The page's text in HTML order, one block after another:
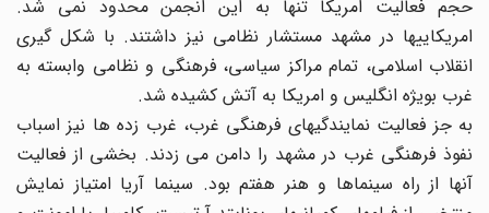
حجم فعالیت امریکا تنها به این انجمن محدود نمی شد.
امریکاییها در مشهد مستشار نظامی نیز داشتند. با شکل گیری
انقلاب اسلامی، تمام مراکز سیاسی، فرهنگی و نظامی وابسته به
غرب بویژه انگلیس و امریکا به آتش کشیده شد.
به جز فعالیت نمایندگیهای فرهنگی غرب، غرب زده ها نیز اسباب
نفوذ فرهنگی غرب در مشهد را دامن می زدند. بخشی از فعالیت
آنها از راه سینماها و هنر هفتم بود. سینما آریا امتیاز نمایش